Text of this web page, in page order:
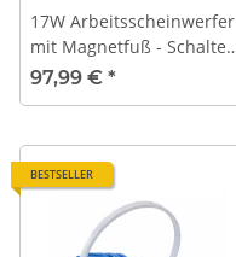
17W Arbeitsscheinwerfer
mit Magnetfuß - Schalter
- 7 m Spiralkabel
97,99 € *
BESTSELLER